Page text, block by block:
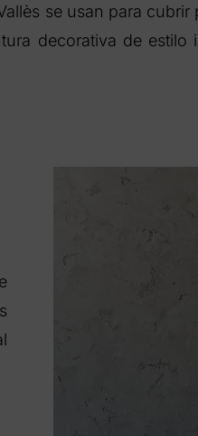
se usan para
decorativa de estilo